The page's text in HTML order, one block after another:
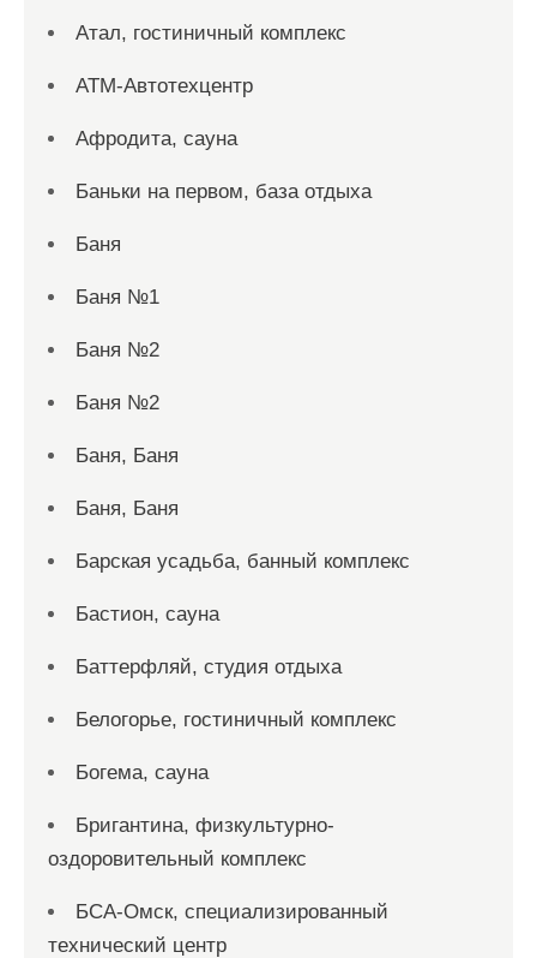
Атал, гостиничный комплекс
АТМ-Автотехцентр
Афродита, сауна
Баньки на первом, база отдыха
Баня
Баня №1
Баня №2
Баня №2
Баня, Баня
Баня, Баня
Барская усадьба, банный комплекс
Бастион, сауна
Баттерфляй, студия отдыха
Белогорье, гостиничный комплекс
Богема, сауна
Бригантина, физкультурно-
оздоровительный комплекс
БСА-Омск, специализированный
технический центр